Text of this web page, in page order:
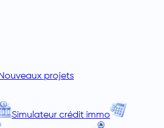
Nouveaux projets
Simulateur crédit immo